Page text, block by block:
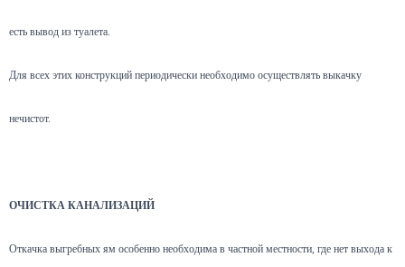
есть вывод из туалета.
Для всех этих конструкций периодически необходимо осуществлять выкачку
нечистот.
ОЧИСТКА КАНАЛИЗАЦИЙ
Откачка выгребных ям особенно необходима в частной местности, где нет выхода к